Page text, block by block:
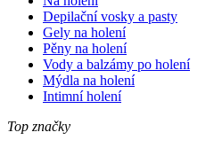
Depilační vosky a pasty
Gely na holení
Pěny na holení
Vody a balzámy po holení
Mýdla na holení
Intimní holení
Top značky